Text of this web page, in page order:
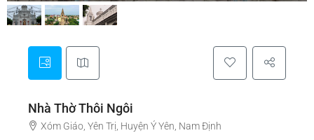
Nhà Thờ Thôi Ngôi
Xóm Giáo, Yên Trị, Huyện Ý Yên, Nam Định